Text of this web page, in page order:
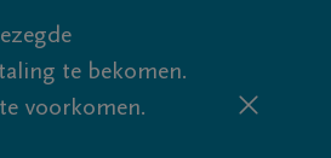
te bekomen.
voorkomen.